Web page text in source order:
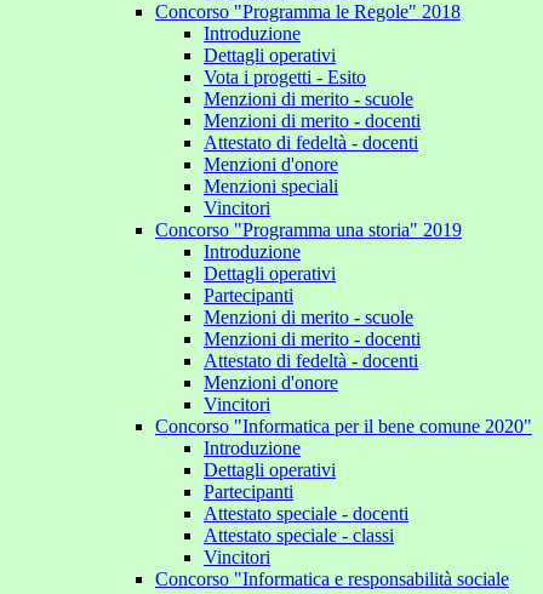
Concorso "Programma le Regole" 2018
Introduzione
Dettagli operativi
Vota i progetti - Esito
Menzioni di merito - scuole
Menzioni di merito - docenti
Attestato di fedeltà - docenti
Menzioni d'onore
Menzioni speciali
Vincitori
Concorso "Programma una storia" 2019
Introduzione
Dettagli operativi
Partecipanti
Menzioni di merito - scuole
Menzioni di merito - docenti
Attestato di fedeltà - docenti
Menzioni d'onore
Vincitori
Concorso "Informatica per il bene comune 2020"
Introduzione
Dettagli operativi
Partecipanti
Attestato speciale - docenti
Attestato speciale - classi
Vincitori
Concorso "Informatica e responsabilità sociale